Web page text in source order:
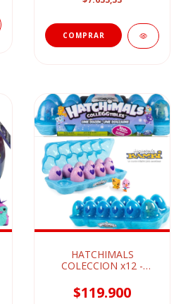
HATCHIMALS
COLECCION x12 -
$119.900